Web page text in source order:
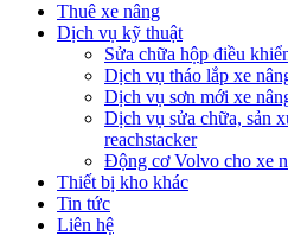
Thuê xe nâng
Dịch vụ kỹ thuật
Sửa chữa hộp điều
Dịch vụ tháo lắp xe
Dịch vụ sơn mới xe
Dịch vụ sửa chữa, sản
reachstacker
Động cơ Volvo cho xe
Thiết bị kho khác
Tin tức
Liên hệ